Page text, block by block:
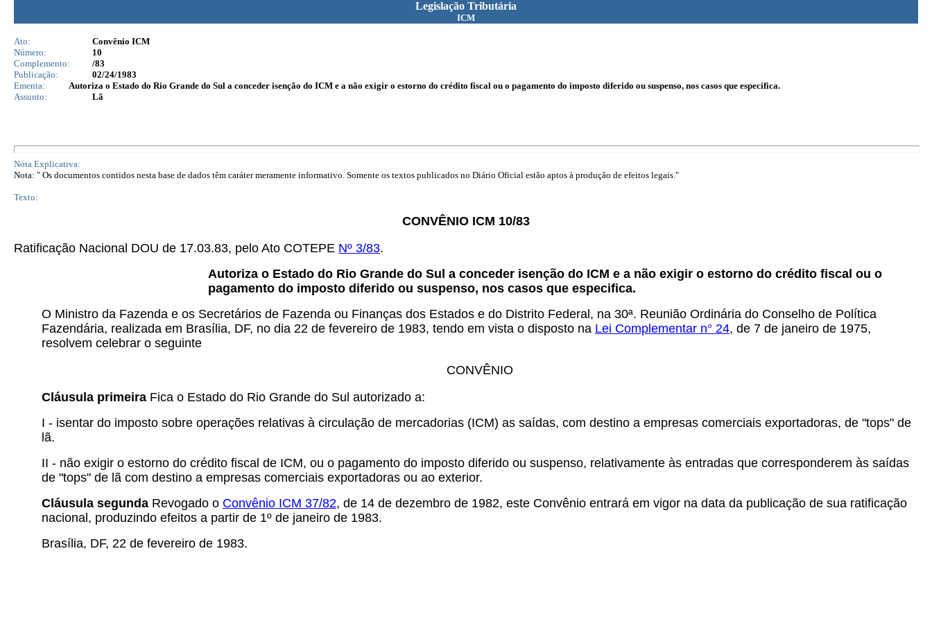
Legislação Tributária
ICM
Ato:
Convênio ICM
Número:
10
Complemento:
/83
Publicação:
02/24/1983
Ementa:
Autoriza o Estado do Rio Grande do Sul a conceder isenção do ICM e a não exigir o estorno do crédito fiscal ou o pagamento do imposto diferido ou suspenso, nos casos que especifica.
Assunto:
Lã
Nota Explicativa:
Nota: " Os documentos contidos nesta base de dados têm caráter meramente informativo. Somente os textos publicados no Diário Oficial estão aptos à produção de efeitos legais."
Texto:
CONVÊNIO ICM 10/83
Ratificação Nacional DOU de 17.03.83, pelo Ato COTEPE Nº 3/83.
Autoriza o Estado do Rio Grande do Sul a conceder isenção do ICM e a não exigir o estorno do crédito fiscal ou o
pagamento do imposto diferido ou suspenso, nos casos que especifica.
O Ministro da Fazenda e os Secretários de Fazenda ou Finanças dos Estados e do Distrito Federal, na 30ª. Reunião Ordinária do Conselho de Política
Fazendária, realizada em Brasília, DF, no dia 22 de fevereiro de 1983, tendo em vista o disposto na Lei Complementar n° 24, de 7 de janeiro de 1975,
resolvem celebrar o seguinte
CONVÊNIO
Cláusula primeira Fica o Estado do Rio Grande do Sul autorizado a:
I - isentar do imposto sobre operações relativas à circulação de mercadorias (ICM) as saídas, com destino a empresas comerciais exportadoras, de "tops" de
lã.
II - não exigir o estorno do crédito fiscal de ICM, ou o pagamento do imposto diferido ou suspenso, relativamente às entradas que corresponderem às saídas
de "tops" de lã com destino a empresas comerciais exportadoras ou ao exterior.
Cláusula segunda Revogado o Convênio ICM 37/82, de 14 de dezembro de 1982, este Convênio entrará em vigor na data da publicação de sua ratificação
nacional, produzindo efeitos a partir de 1º de janeiro de 1983.
Brasília, DF, 22 de fevereiro de 1983.